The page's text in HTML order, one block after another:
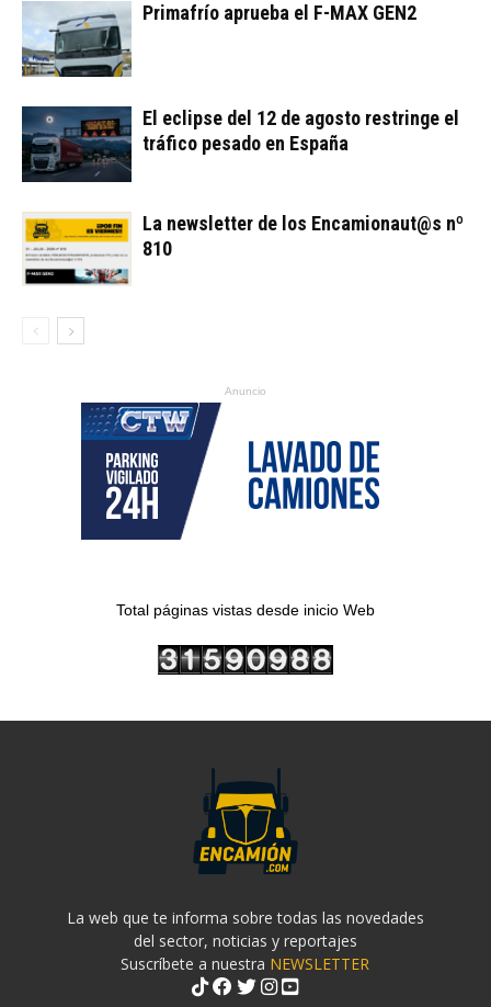
Primafrío aprueba el F-MAX GEN2
El eclipse del 12 de agosto restringe el
tráfico pesado en España
La newsletter de los Encamionaut@s nº
810
Anuncio
Total páginas vistas desde inicio Web
La web que te informa sobre todas las novedades
del sector, noticias y reportajes
Suscríbete a nuestra NEWSLETTER